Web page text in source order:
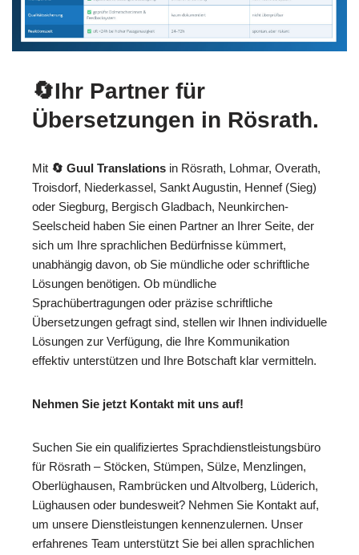
🔄Ihr Partner für
Übersetzungen in Rösrath.
Mit 🔄 Guul Translations in Rösrath, Lohmar, Overath,
Troisdorf, Niederkassel, Sankt Augustin, Hennef (Sieg)
oder Siegburg, Bergisch Gladbach, Neunkirchen-
Seelscheid haben Sie einen Partner an Ihrer Seite, der
sich um Ihre sprachlichen Bedürfnisse kümmert,
unabhängig davon, ob Sie mündliche oder schriftliche
Lösungen benötigen. Ob mündliche
Sprachübertragungen oder präzise schriftliche
Übersetzungen gefragt sind, stellen wir Ihnen individuelle
Lösungen zur Verfügung, die Ihre Kommunikation
effektiv unterstützen und Ihre Botschaft klar vermitteln.
Nehmen Sie jetzt Kontakt mit uns auf!
Suchen Sie ein qualifiziertes Sprachdienstleistungsbüro
für Rösrath – Stöcken, Stümpen, Sülze, Menzlingen,
Oberlüghausen, Rambrücken und Altvolberg, Lüderich,
Lüghausen oder bundesweit? Nehmen Sie Kontakt auf,
um unsere Dienstleistungen kennenzulernen. Unser
erfahrenes Team unterstützt Sie bei allen sprachlichen